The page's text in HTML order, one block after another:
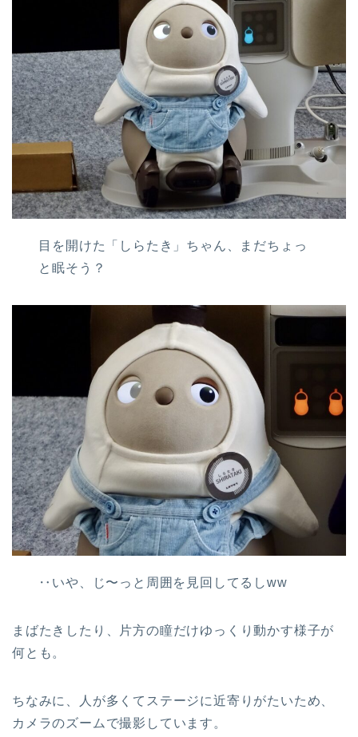
目を開けた「しらたき」ちゃん、まだちょっ
と眠そう？
‥いや、じ〜っと周囲を見回してるしww
まばたきしたり、片方の瞳だけゆっくり動かす様子が
何とも。
ちなみに、人が多くてステージに近寄りがたいため、
カメラのズームで撮影しています。